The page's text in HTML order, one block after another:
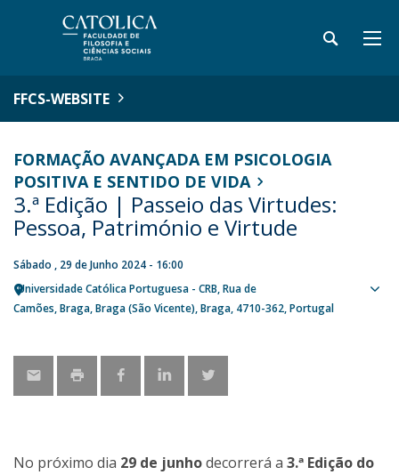
FFCS-WEBSITE
FORMAÇÃO AVANÇADA EM PSICOLOGIA
POSITIVA E SENTIDO DE VIDA
3.ª Edição | Passeio das Virtudes:
Pessoa, Património e Virtude
Sábado , 29 de Junho 2024 - 16:00
Universidade Católica Portuguesa - CRB Rua de
Camões Braga Braga (São Vicente), Braga 4710-362 Portugal
No próximo dia 29 de junhodecorrerá a 3.ª Edição do